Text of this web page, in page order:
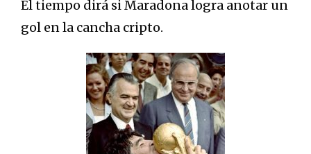
El tiempo dirá si Maradona logra anotar un
gol en la cancha cripto.